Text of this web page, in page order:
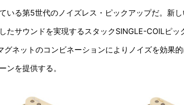
いる第5世代のノイズレス・ピックアップだ。 新
たサウンドを実現するスタックSINGLE-COILピッ
グネットのコンビネーションによりノイズを効果
ンを提供する。